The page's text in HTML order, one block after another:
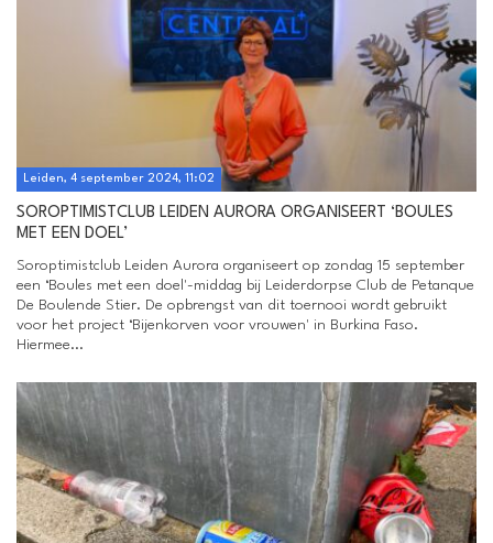
Leiden, 4 september 2024, 11:02
SOROPTIMISTCLUB LEIDEN AURORA ORGANISEERT ‘BOULES
MET EEN DOEL’
Soroptimistclub Leiden Aurora organiseert op zondag 15 september
een ‘Boules met een doel'-middag bij Leiderdorpse Club de Petanque
De Boulende Stier. De opbrengst van dit toernooi wordt gebruikt
voor het project ‘Bijenkorven voor vrouwen' in Burkina Faso.
Hiermee...